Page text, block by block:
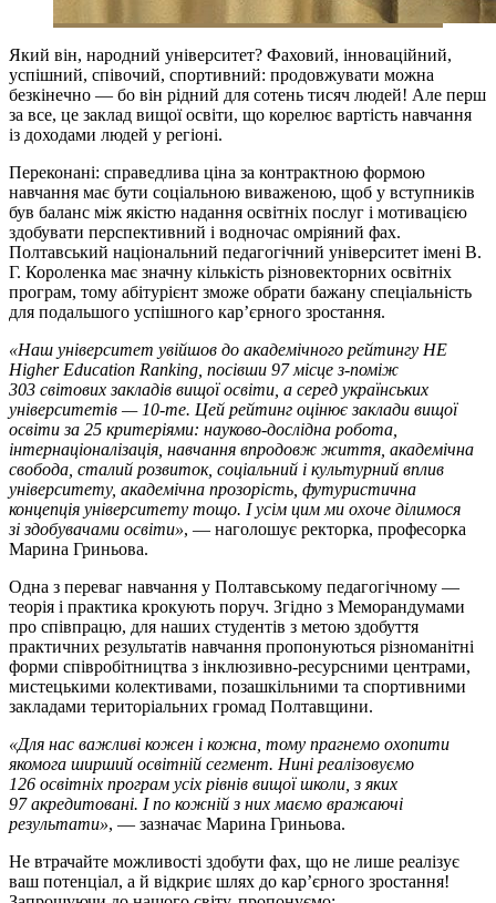
Який він, народний університет? Фаховий, інноваційний,
успішний, співочий, спортивний: продовжувати можна
безкінечно — бо він рідний для сотень тисяч людей! Але перш
за все, це заклад вищої освіти, що корелює вартість навчання
із доходами людей у регіоні.
Переконані: справедлива ціна за контрактною формою
навчання має бути соціальною виваженою, щоб у вступників
був баланс між якістю надання освітніх послуг і мотивацією
здобувати перспективний і водночас омріяний фах.
Полтавський національний педагогічний університет імені В.
Г. Короленка має значну кількість різновекторних освітніх
програм, тому абітурієнт зможе обрати бажану спеціальність
для подальшого успішного кар’єрного зростання.
«Наш університет увійшов до академічного рейтингу HE
Higher Education Ranking, посівши 97 місце з-поміж
303 світових закладів вищої освіти, а серед українських
університетів — 10-те. Цей рейтинг оцінює заклади вищої
освіти за 25 критеріями: науково-дослідна робота,
інтернаціоналізація, навчання впродовж життя, академічна
свобода, сталий розвиток, соціальний і культурний вплив
університету, академічна прозорість, футуристична
концепція університету тощо. І усім цим ми охоче ділимося
зі здобувачами освіти», — наголошує ректорка, професорка
Марина Гриньова.
Одна з переваг навчання у Полтавському педагогічному —
теорія і практика крокують поруч. Згідно з Меморандумами
про співпрацю, для наших студентів з метою здобуття
практичних результатів навчання пропонуються різноманітні
форми співробітництва з інклюзивно-ресурсними центрами,
мистецькими колективами, позашкільними та спортивними
закладами територіальних громад Полтавщини.
«Для нас важливі кожен і кожна, тому прагнемо охопити
якомога ширший освітній сегмент. Нині реалізовуємо
126 освітніх програм усіх рівнів вищої школи, з яких
97 акредитовані. І по кожній з них маємо вражаючі
результати», — зазначає Марина Гриньова.
Не втрачайте можливості здобути фах, що не лише реалізує
ваш потенціал, а й відкриє шлях до кар’єрного зростання!